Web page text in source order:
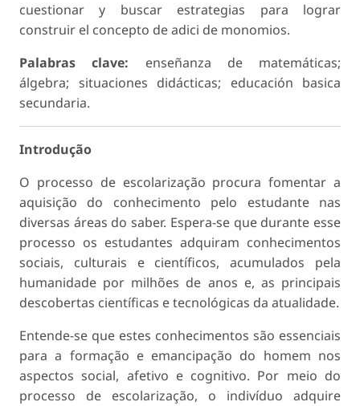
cuestionar y buscar estrategias para lograr
construir el concepto de adici de monomios.
Palabras clave: enseñanza de matemáticas;
álgebra; situaciones didácticas; educación basica
secundaria.
Introdução
O processo de escolarização procura fomentar a
aquisição do conhecimento pelo estudante nas
diversas áreas do saber. Espera-se que durante esse
processo os estudantes adquiram conhecimentos
sociais, culturais e científicos, acumulados pela
humanidade por milhões de anos e, as principais
descobertas científicas e tecnológicas da atualidade.
Entende-se que estes conhecimentos são essenciais
para a formação e emancipação do homem nos
aspectos social, afetivo e cognitivo. Por meio do
processo de escolarização, o indivíduo adquire